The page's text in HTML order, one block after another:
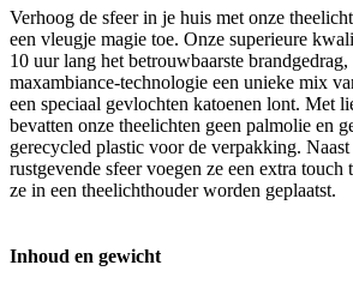
Verhoog de sfeer in je huis met onze
een vleugje magie toe. Onze superieure
10 uur lang het betrouwbaarste
maxambiance-technologie een unieke mix
een speciaal gevlochten katoenen lont. Met
bevatten onze theelichten geen palmolie en
gerecycled plastic voor de verpakking. Naast
rustgevende sfeer voegen ze een extra touch
ze in een theelichthouder worden geplaatst.
Inhoud en gewicht